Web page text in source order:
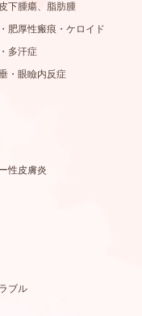
下腫瘍、脂肪腫
肥厚性瘢痕・ケロイド
多汗症
・眼瞼内反症
性皮膚炎
ブル